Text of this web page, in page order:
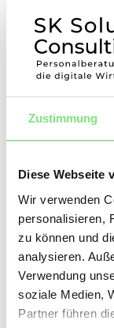
Zustimmung
Diese Webseite
Wir verwenden
personalisieren,
zu können und
analysieren.
Verwendung
soziale Medien,
Partner führen
3.
Es ist viel
Kandidaten